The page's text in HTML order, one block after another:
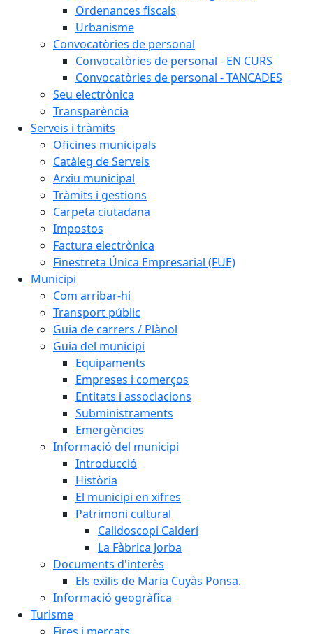
Ordenances fiscals
Urbanisme
Convocatòries de personal
Convocatòries de personal - EN CURS
Convocatòries de personal - TANCADES
Seu electrònica
Transparència
Serveis i tràmits
Oficines municipals
Catàleg de Serveis
Arxiu municipal
Tràmits i gestions
Carpeta ciutadana
Impostos
Factura electrònica
Finestreta Única Empresarial (FUE)
Municipi
Com arribar-hi
Transport públic
Guia de carrers / Plànol
Guia del municipi
Equipaments
Empreses i comerços
Entitats i associacions
Subministraments
Emergències
Informació del municipi
Introducció
Història
El municipi en xifres
Patrimoni cultural
Calidoscopi Calderí
La Fàbrica Jorba
Documents d'interès
Els exilis de Maria Cuyàs Ponsa.
Informació geogràfica
Turisme